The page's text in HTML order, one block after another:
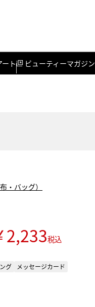
ート ビューティーマガジン
・バッグ）
2,233税込
グ メッセージカード